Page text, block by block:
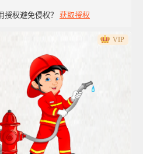
授权避免侵权？ 获取授权
VIP